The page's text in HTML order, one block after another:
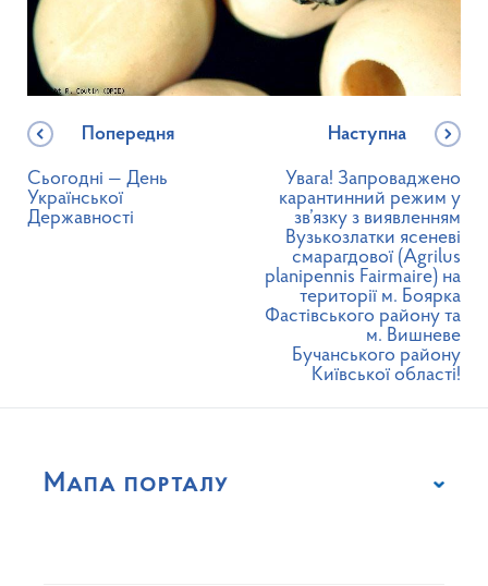
Попередня
Сьогодні — День
Української
Державності
Наступна
Увага! Запроваджено
карантинний режим у
зв’язку з виявленням
Вузькозлатки ясеневі
смарагдової (Agrilus
planipennis Fairmaire) на
території м. Боярка
Фастівського району та
м. Вишневе
Бучанського району
Київської області!
Мапа порталу